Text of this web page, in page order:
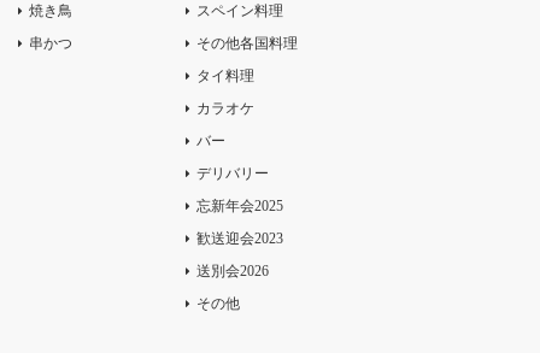
焼き鳥
串かつ
スペイン料理
その他各国料理
タイ料理
カラオケ
バー
デリバリー
忘新年会2025
歓送迎会2023
送別会2026
その他